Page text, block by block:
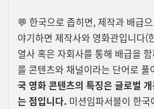
💬 한국으로 좁히면, 제작과 배급
야기하면 제작사와 영화관입니다(
열사 혹은 자회사를 통해 배급을
를 콘텐츠와 채널이라는 단어로
국 영화 콘텐츠의 특징은 글로벌
는 점입니다. 미션임파서블이 한